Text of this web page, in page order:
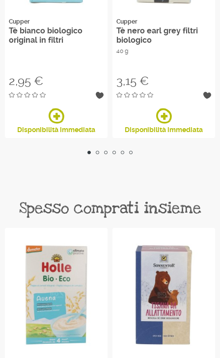
Cupper
Tè bianco biologico
original in filtri
Prezzo
2,95 €
Disponibilità immediata
Cupper
Tè nero earl grey filtri
biologico
40 g
Prezzo
3,15 €
Disponibilità immediata
Spesso comprati insieme